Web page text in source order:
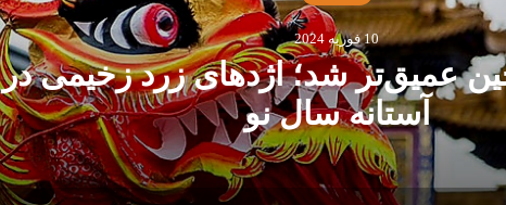
10 فوریه 2024
عمیق‌تر شد؛ اژدهای زرد زخیمی در
آستانه سال نو